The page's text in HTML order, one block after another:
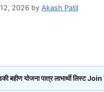
2026 by Akash Patil
बहीण योजना पात्र लाभार्थी लिस्ट